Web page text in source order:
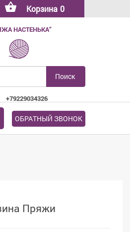
Корзина 0
НАСТЕНЬКА”
+79229034326
ОБРАТНЫЙ ЗВОНОК
Пряжи